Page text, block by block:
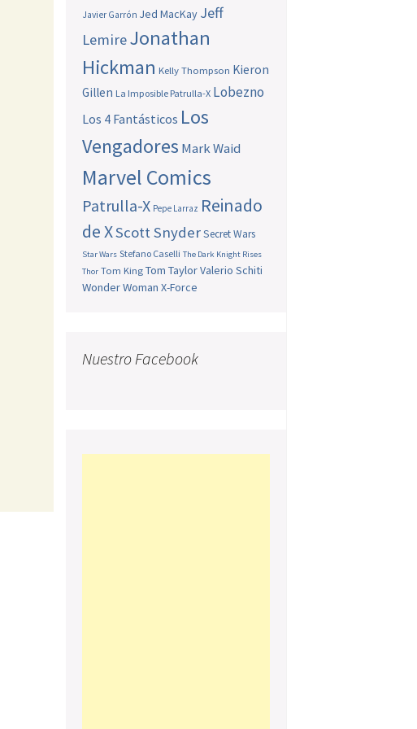
Javier Garrón Jed MacKay Jeff
LemireJonathan
Hickman Kelly Thompson Kieron
Gillen La Imposible Patrulla-X Lobezno
Los 4 Fantásticos Los
Vengadores Mark Waid
Marvel Comics
Patrulla-X Pepe Larraz Reinado
de XScott SnyderSecret Wars
Star Wars Stefano Caselli The Dark Knight Rises
Thor Tom King Tom TaylorValerio Schiti
Wonder Woman X-Force
Nuestro Facebook